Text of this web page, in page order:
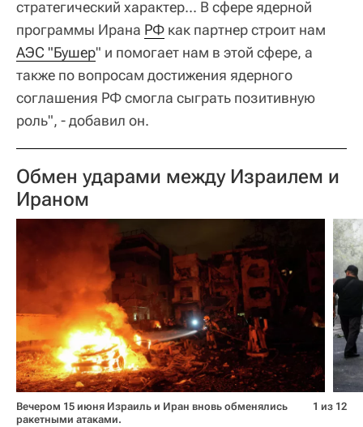
стратегический характер... В сфере ядерной
программы Ирана РФ как партнер строит нам
АЭС "Бушер" и помогает нам в этой сфере, а
также по вопросам достижения ядерного
соглашения РФ смогла сыграть позитивную
роль", - добавил он.
Обмен ударами между Израилем и
Ираном
Вечером 15 июня Израиль и Иран вновь обменялись
ракетными атаками.
1 из 12